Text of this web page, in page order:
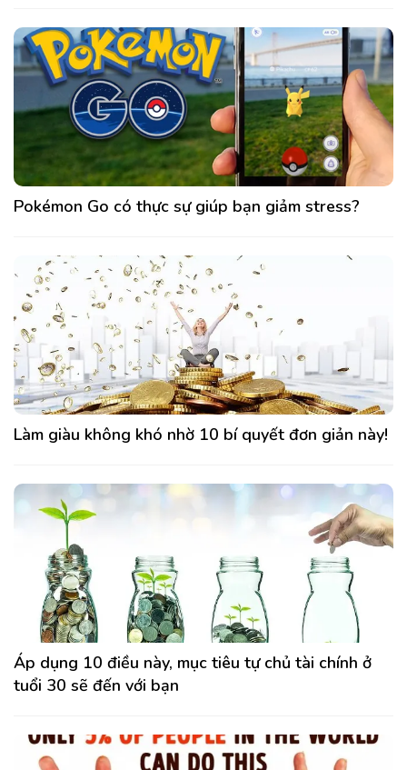
Pokémon Go có thực sự giúp bạn giảm stress?
Làm giàu không khó nhờ 10 bí quyết đơn giản này!
Áp dụng 10 điều này, mục tiêu tự chủ tài chính ở
tuổi 30 sẽ đến với bạn